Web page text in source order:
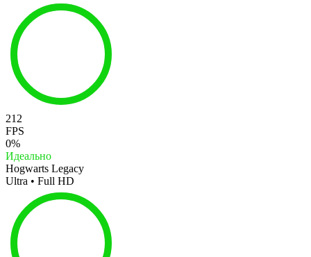
212
FPS
0%
Идеально
Hogwarts Legacy
Ultra • Full HD